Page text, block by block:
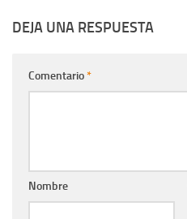
DEJA UNA RESPUESTA
Comentario*
Nombre